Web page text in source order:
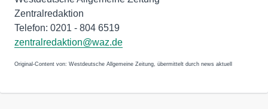
Zentralredaktion
Telefon: 0201 - 804 6519
zentralredaktion@waz.de
Original-Content von: Westdeutsche Allgemeine Zeitung, übermittelt durch news aktuell